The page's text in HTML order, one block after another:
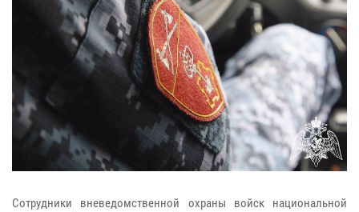
Сотрудники вневедомственной охраны войск национальной